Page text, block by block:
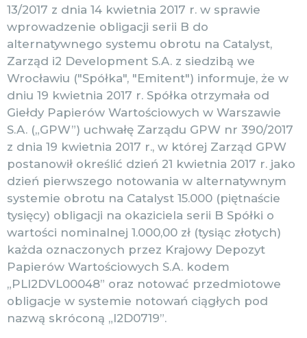
13/2017 z dnia 14 kwietnia 2017 r. w sprawie
wprowadzenie obligacji serii B do
alternatywnego systemu obrotu na Catalyst,
Zarząd i2 Development S.A. z siedzibą we
Wrocławiu ("Spółka", "Emitent") informuje, że w
dniu 19 kwietnia 2017 r. Spółka otrzymała od
Giełdy Papierów Wartościowych w Warszawie
S.A. („GPW”) uchwałę Zarządu GPW nr 390/2017
z dnia 19 kwietnia 2017 r., w której Zarząd GPW
postanowił określić dzień 21 kwietnia 2017 r. jako
dzień pierwszego notowania w alternatywnym
systemie obrotu na Catalyst 15.000 (piętnaście
tysięcy) obligacji na okaziciela serii B Spółki o
wartości nominalnej 1.000,00 zł (tysiąc złotych)
każda oznaczonych przez Krajowy Depozyt
Papierów Wartościowych S.A. kodem
„PLI2DVL00048” oraz notować przedmiotowe
obligacje w systemie notowań ciągłych pod
nazwą skróconą „I2D0719”.